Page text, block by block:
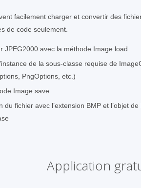
facilement charger et convertir des
de code seulement.
JPEG2000 avec la méthode Image.load
de la sous-classe requise de
PngOptions, etc.)
Image.save
du fichier avec l’extension BMP et l’objet de
Application